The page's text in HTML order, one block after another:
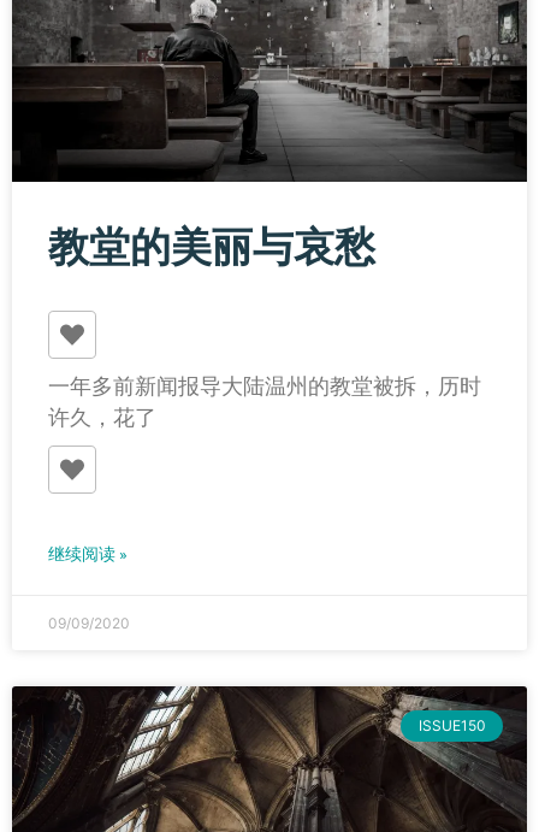
教堂的美丽与哀愁
一年多前新闻报导大陆温州的教堂被拆，历时
许久，花了
继续阅读 »
09/09/2020
ISSUE150